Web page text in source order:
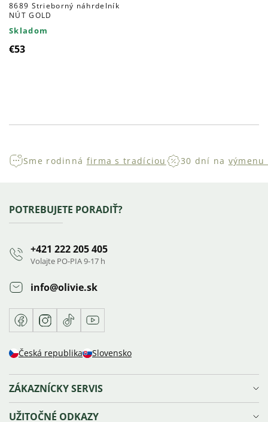
8689 Strieborný náhrdelník
NÚT GOLD
Skladom
€53
výpisu
Sme rodinná firma s tradíciou 30 dní na
Zápätie
POTREBUJETE PORADIŤ?
+421 222 205 405
Volajte PO-PIA 9-17 h
info@olivie.sk
FacebookInstagram
TikTokYoutube
Česká republika Slovensko
ZÁKAZNÍCKY SERVIS
Doprava a platba
UŽITOČNÉ ODKAZY